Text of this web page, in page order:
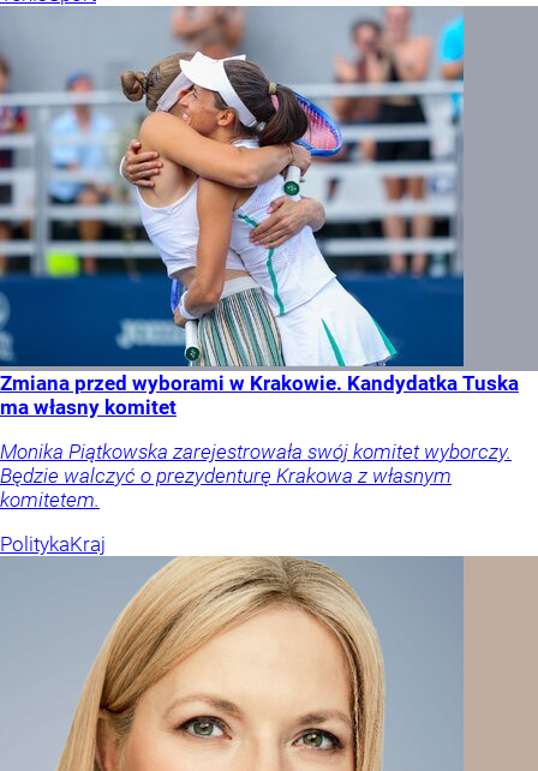
Zmiana przed wyborami w Krakowie. Kandydatka Tuska
ma własny komitet
Monika Piątkowska zarejestrowała swój komitet wyborczy.
Będzie walczyć o prezydenturę Krakowa z własnym
komitetem.
PolitykaKraj